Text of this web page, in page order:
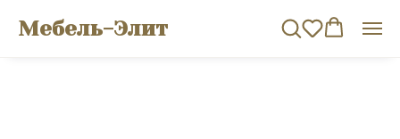
Мебель-Элит